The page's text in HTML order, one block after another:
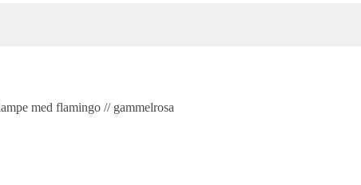
med flamingo // gammelrosa